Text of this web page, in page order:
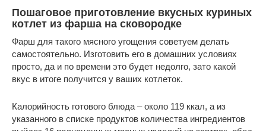
Пошаговое приготовление вкусных куриных
котлет из фарша на сковородке
Фарш для такого мясного угощения советуем делать
самостоятельно. Изготовить его в домашних условиях
просто, да и по времени это будет недолго, зато какой
вкус в итоге получится у ваших котлеток.
Калорийность готового блюда – около 119 ккал, а из
указанного в списке продуктов количества ингредиентов